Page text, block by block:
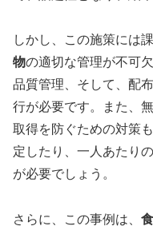
しかし、この施策には
物の適切な管理が不可
品質管理、そして、配
行が必要です。また、
取得を防ぐための対策
定したり、一人あたり
が必要でしょう。
さらに、この事例は、